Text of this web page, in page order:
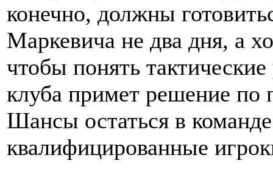
конечно, должны
Маркевича не два дня, а
чтобы понять
клуба примет решение по
Шансы остаться в
квалифицированные